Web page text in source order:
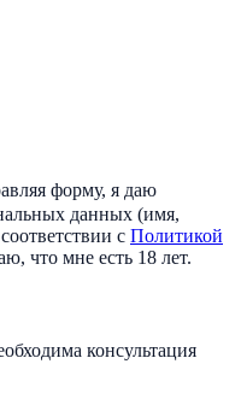
форму, я даю
данных (имя,
с Политикой
что мне есть 18 лет.
консультация